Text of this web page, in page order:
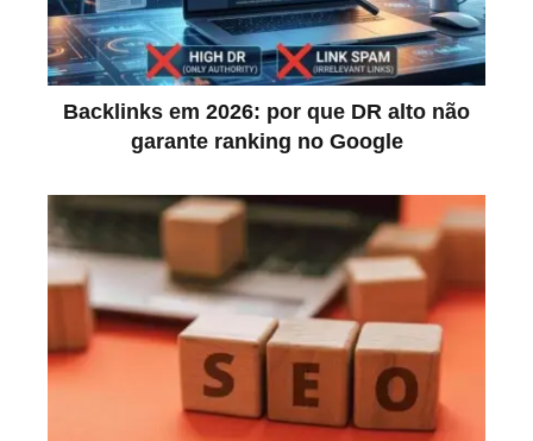
Backlinks em 2026: por que DR alto não
garante ranking no Google